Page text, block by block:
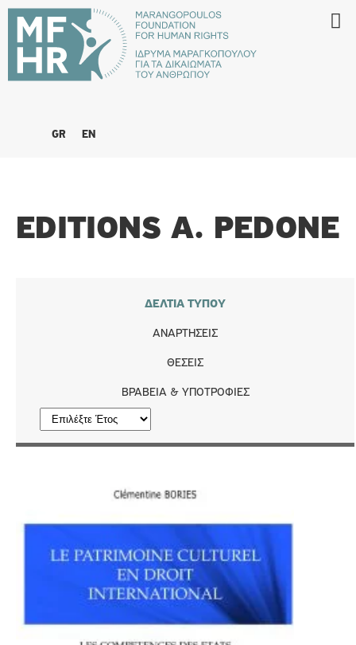
GR EN
EDITIONS A. PEDONE
ΔΕΛΤΊΑ ΤΎΠΟΥ
ΑΝΑΡΤΉΣΕΙΣ
ΘΈΣΕΙΣ
ΒΡΑΒΕΊΑ & ΥΠΟΤΡΟΦΊΕΣ